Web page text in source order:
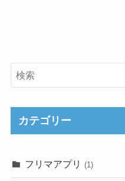
カテゴリー
フリマアプリ (1)